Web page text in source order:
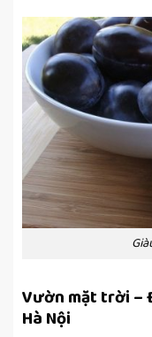
Vườn mặt trời –
Hà Nội